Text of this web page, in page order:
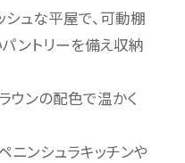
シュな平屋で、可動棚
ントリーを備え収納
ウンの配色で温かく
ニンシュラキッチンや